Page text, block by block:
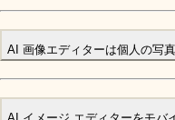
AI 画像エディターは個人の写